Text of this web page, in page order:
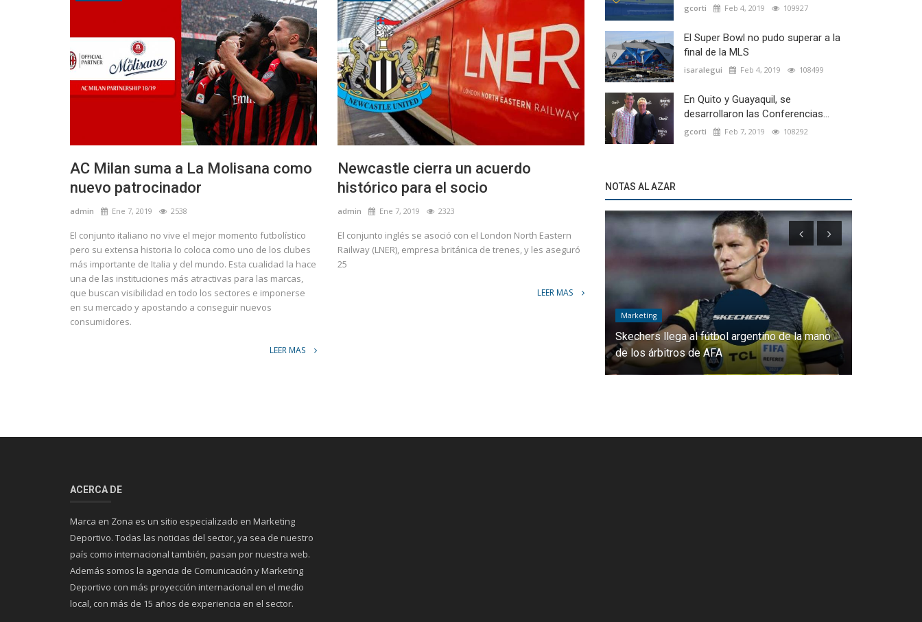
AC Milan suma a La Molisana como
nuevo patrocinador
admin Ene 7, 2019 2538
El conjunto italiano no vive el mejor momento futbolístico
pero su extensa historia lo coloca como uno de los clubes
más importante de Italia y del mundo. Esta cualidad la hace
una de las instituciones más atractivas para las marcas,
que buscan visibilidad en todo los sectores e imponerse
en su mercado y apostando a conseguir nuevos
consumidores.
LEER MAS
Newcastle cierra un acuerdo
histórico para el socio
admin Ene 7, 2019 2323
El conjunto inglés se asoció con el London North Eastern
Railway (LNER), empresa británica de trenes, y les aseguró
25
LEER MAS
gcorti Feb 4, 2019 109927
El Super Bowl no pudo superar a la
final de la MLS
isaralegui Feb 4, 2019 108499
En Quito y Guayaquil, se
desarrollaron las Conferencias...
gcorti Feb 7, 2019 108292
NOTAS AL AZAR
up”
Skechers llega al fútbol argentino de la mano
de los árbitros de AFA
Marketíng
MoraBanc, nuevo main sponsor del
de Piqué
ACERCA DE
Marca en Zona es un sitio especializado en Marketing
Deportivo. Todas las noticias del sector, ya sea de nuestro
país como internacional también, pasan por nuestra web.
Además somos la agencia de Comunicación y Marketing
Deportivo con más proyección internacional en el medio
local, con más de 15 años de experiencia en el sector.